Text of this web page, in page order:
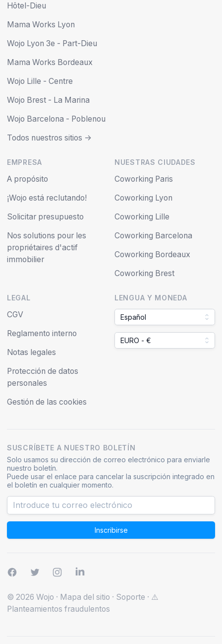
Hôtel-Dieu
Mama Works Lyon
Wojo Lyon 3e - Part-Dieu
Mama Works Bordeaux
Wojo Lille - Centre
Wojo Brest - La Marina
Wojo Barcelona - Poblenou
Todos nuestros sitios ->
EMPRESA
A propósito
¡Wojo está reclutando!
Solicitar presupuesto
Nos solutions pour les
propriétaires d'actif
immobilier
NUESTRAS CIUDADES
Coworking Paris
Coworking Lyon
Coworking Lille
Coworking Barcelona
Coworking Bordeaux
Coworking Brest
LEGAL
CGV
Reglamento interno
Notas legales
Protección de datos
personales
Gestión de las cookies
LENGUA Y MONEDA
Español
EURO - €
SUSCRÍBETE A NUESTRO BOLETÍN
Solo usamos su dirección de correo electrónico para enviarle
nuestro boletín.
Puede usar el enlace para cancelar la suscripción integrado en
el boletín en cualquier momento.
Inscribirse
© 2026 Wojo · Mapa del sitio · Soporte · ⚠️
Planteamientos fraudulentos